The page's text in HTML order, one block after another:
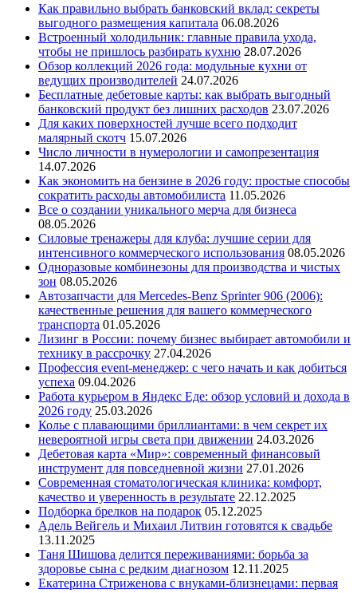
Как правильно выбрать банковский вклад: секреты
выгодного размещения капитала 06.08.2026
Встроенный холодильник: главные правила ухода,
чтобы не пришлось разбирать кухню 28.07.2026
Обзор коллекций 2026 года: модульные кухни от
ведущих производителей 24.07.2026
Бесплатные дебетовые карты: как выбрать выгодный
банковский продукт без лишних расходов 23.07.2026
Для каких поверхностей лучше всего подходит
малярный скотч 15.07.2026
Число личности в нумерологии и самопрезентация
14.07.2026
Как экономить на бензине в 2026 году: простые способы
сократить расходы автомобилиста 11.05.2026
Все о создании уникального мерча для бизнеса
08.05.2026
Силовые тренажеры для клуба: лучшие серии для
интенсивного коммерческого использования 08.05.2026
Одноразовые комбинезоны для производства и чистых
зон 08.05.2026
Автозапчасти для Mercedes-Benz Sprinter 906 (2006):
качественные решения для вашего коммерческого
транспорта 01.05.2026
Лизинг в России: почему бизнес выбирает автомобили и
технику в рассрочку 27.04.2026
Профессия event-менеджер: с чего начать и как добиться
успеха 09.04.2026
Работа курьером в Яндекс Еде: обзор условий и дохода в
2026 году 25.03.2026
Колье с плавающими бриллиантами: в чем секрет их
невероятной игры света при движении 24.03.2026
Дебетовая карта «Мир»: современный финансовый
инструмент для повседневной жизни 27.01.2026
Современная стоматологическая клиника: комфорт,
качество и уверенность в результате 22.12.2025
Подборка брелков на подарок 05.12.2025
Адель Вейгель и Михаил Литвин готовятся к свадьбе
13.11.2025
Таня Шишова делится переживаниями: борьба за
здоровье сына с редким диагнозом 12.11.2025
Екатерина Стриженова с внуками-близнецами: первая